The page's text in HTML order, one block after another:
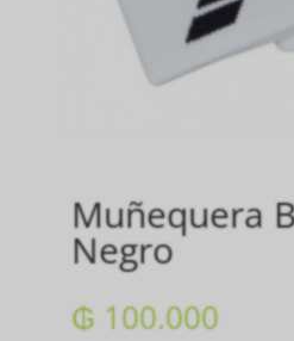
Muñequera
Negro
₲ 100.000